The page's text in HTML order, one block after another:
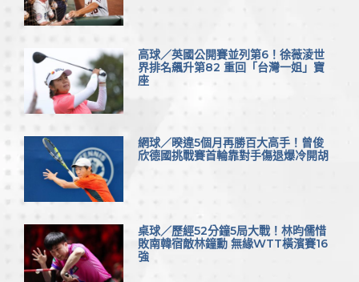
高球／英國公開賽並列第6！徐薇淩世
界排名飆升第82 重回「台灣一姐」寶
座
網球／暌違5個月再勝百大高手！曾俊
欣德國挑戰賽首輪靠對手傷退爆冷開胡
桌球／歷經52分鐘5局大戰！林昀儒惜
敗南韓宿敵林鐘勳 無緣WTT橫濱賽16
強